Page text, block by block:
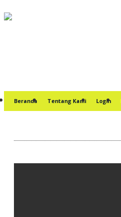
Beranda Tentang Kami Login